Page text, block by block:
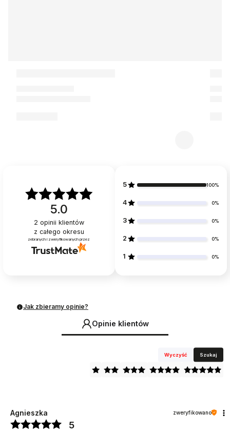
5.0
2 opinii klientów
z całego okresu
zebranych i zweryfikowanych przez
5 100%
4 0%
3 0%
2 0%
1 0%
Jak zbieramy opinie?
Opinie klientów
Wyczyść Szukaj
Agnieszka zweryfikowano
5